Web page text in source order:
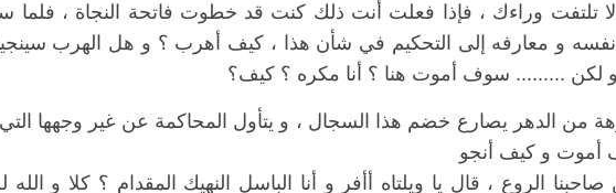
تلتفت وراءك ، فإذا فعلت أنت ذلك كنت قد خطوت فاتحة النجاة ، فلما
نفسه و معارفه إلى التحكيم في شأن هذا ، كيف أهرب ؟ و هل الهرب
و لكن ......... سوف أموت هنا ؟ أنا مكره ؟ كيف؟
من الدهر يصارع خضم هذا السجال ، و يتأول المحاكمة عن غير وجهها
أموت و كيف أنجو
الروع ، قال يا ويلتاه أأفر و أنا الباسل النهيك المقدام ؟ كلا و